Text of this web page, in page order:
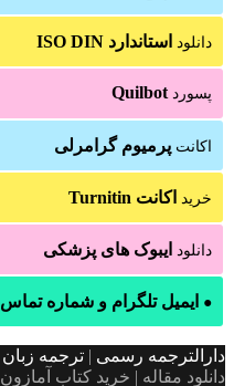
دانلود استاندارد ISO DIN
پسورد Quilbot
اکانت پرمیوم گرامرلی
خرید اکانت Turnitin
دانلود ایبوک های پزشکی
● ایمیل تلگرام و شماره تماس
دارالترجمه رسمی | ترجمه زبان